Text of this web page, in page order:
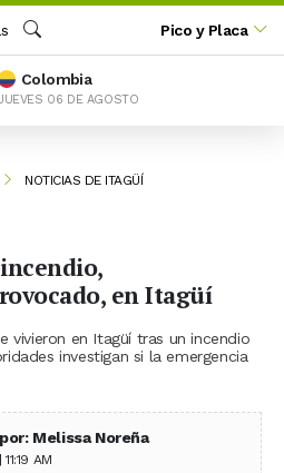
Buscar
Pico y Placa
Colombia
06 DE AGOSTO
NOTICIAS DE ITAGÜÍ
en Itagüí
vivieron en Itagüí tras un incendio
investigan si la emergencia
Melissa Noreña
AM